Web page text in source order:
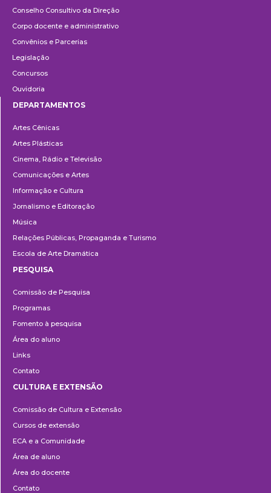
Conselho Consultivo da Direção
Corpo docente e administrativo
Convênios e Parcerias
Legislação
Concursos
Ouvidoria
DEPARTAMENTOS
Artes Cênicas
Artes Plásticas
Cinema, Rádio e Televisão
Comunicações e Artes
Informação e Cultura
Jornalismo e Editoração
Música
Relações Públicas, Propaganda e Turismo
Escola de Arte Dramática
PESQUISA
Comissão de Pesquisa
Programas
Fomento à pesquisa
Área do aluno
Links
Contato
e
Extensão
CULTURA E EXTENSÃO
Comissão de Cultura e Extensão
Cursos de extensão
ECA e a Comunidade
Área de aluno
Área do docente
Contato